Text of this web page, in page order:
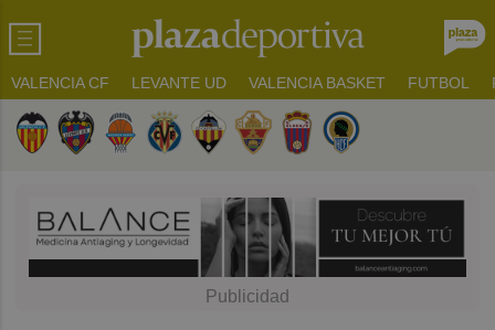
VALENCIA CF LEVANTE UD VALENCIA BASKET FUTBOL